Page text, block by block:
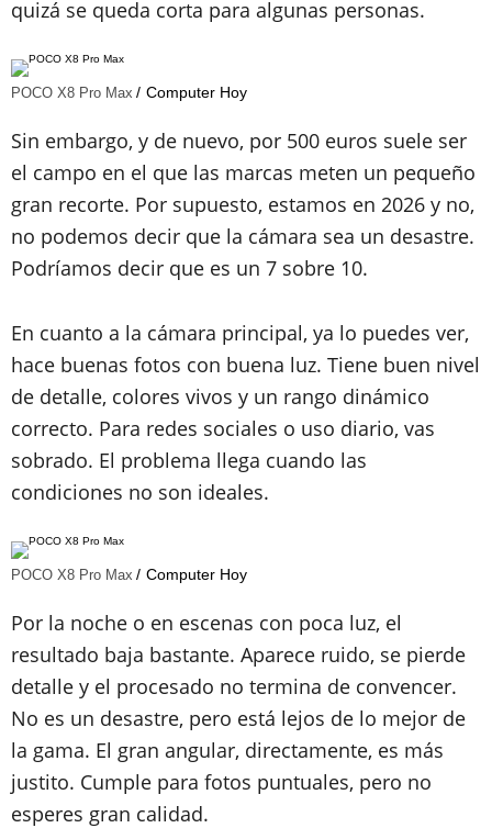
quizá se queda corta para algunas personas.
POCO X8 Pro Max Computer Hoy
Sin embargo, y de nuevo, por 500 euros suele ser
el campo en el que las marcas meten un pequeño
gran recorte. Por supuesto, estamos en 2026 y no,
no podemos decir que la cámara sea un desastre.
Podríamos decir que es un 7 sobre 10.
En cuanto a la cámara principal, ya lo puedes ver,
hace buenas fotos con buena luz. Tiene buen nivel
de detalle, colores vivos y un rango dinámico
correcto. Para redes sociales o uso diario, vas
sobrado. El problema llega cuando las
condiciones no son ideales.
POCO X8 Pro Max Computer Hoy
Por la noche o en escenas con poca luz, el
resultado baja bastante. Aparece ruido, se pierde
detalle y el procesado no termina de convencer.
No es un desastre, pero está lejos de lo mejor de
la gama. El gran angular, directamente, es más
justito. Cumple para fotos puntuales, pero no
esperes gran calidad.